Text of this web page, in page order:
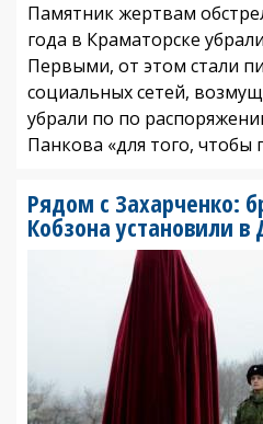
Памятник жертвам
года в Краматорске
Первыми, от этом стали
социальных сетей,
убрали по по
Панкова «для того, чтобы
Рядом с Захарченко:
Кобзона установили в